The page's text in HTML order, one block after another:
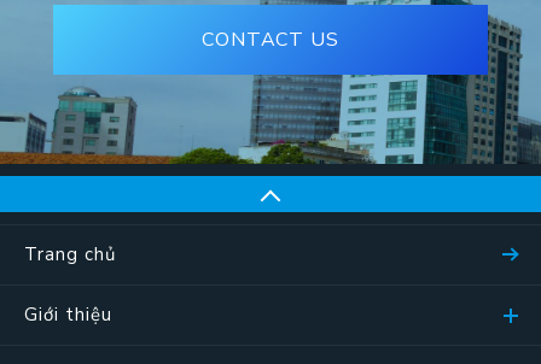
CONTACT US
Trang chủ
Giới thiệu